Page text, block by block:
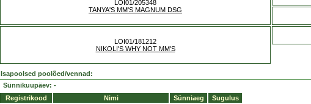
LOI01/205348
TANYA'S MM'S MAGNUM DSG
LOI01/181212
NIKOLI'S WHY NOT MM'S
Isapoolsed poolõed/vennad:
Sünnikuupäev: -
Registrikood
Nimi Sünniaeg
Sugulus